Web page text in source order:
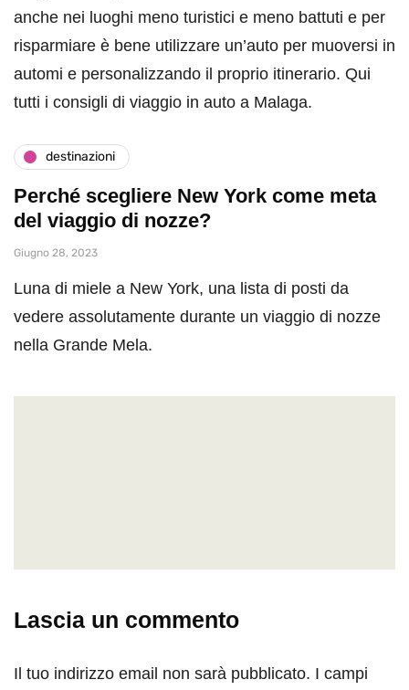
anche nei luoghi meno turistici e meno battuti e per
risparmiare è bene utilizzare un’auto per muoversi in
automi e personalizzando il proprio itinerario. Qui
tutti i consigli di viaggio in auto a Malaga.
destinazioni
Perché scegliere New York come meta
del viaggio di nozze?
Giugno 28, 2023
Luna di miele a New York, una lista di posti da
vedere assolutamente durante un viaggio di nozze
nella Grande Mela.
Lascia un commento
Il tuo indirizzo email non sarà pubblicato. I campi